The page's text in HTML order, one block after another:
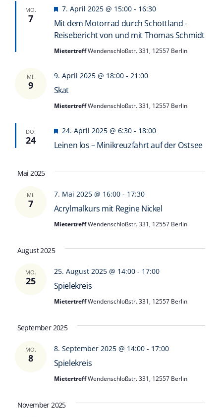
MO.
7
Mit dem Motorrad durch Schottland -
Reisebericht von und mit Thomas Schmidt
Hervorgehoben
7. April 2025 @ 15:00- 16:30
MietertreffWendenschloßstr. 331, 12557 Berlin
MI.
9 Skat
9. April 2025 @ 18:00- 21:00
MietertreffWendenschloßstr. 331, 12557 Berlin
DO.
24 Leinen los – Minikreuzfahrt auf der Ostsee
Hervorgehoben
24. April 2025 @ 6:30- 18:00
Mai 2025
MI.
7 Acrylmalkurs mit Regine Nickel
7. Mai 2025 @ 16:00- 17:30
MietertreffWendenschloßstr. 331, 12557 Berlin
August 2025
MO.
25 Spielekreis
25. August 2025 @ 14:00- 17:00
MietertreffWendenschloßstr. 331, 12557 Berlin
September 2025
MO.
8 Spielekreis
8. September 2025 @ 14:00- 17:00
MietertreffWendenschloßstr. 331, 12557 Berlin
November 2025